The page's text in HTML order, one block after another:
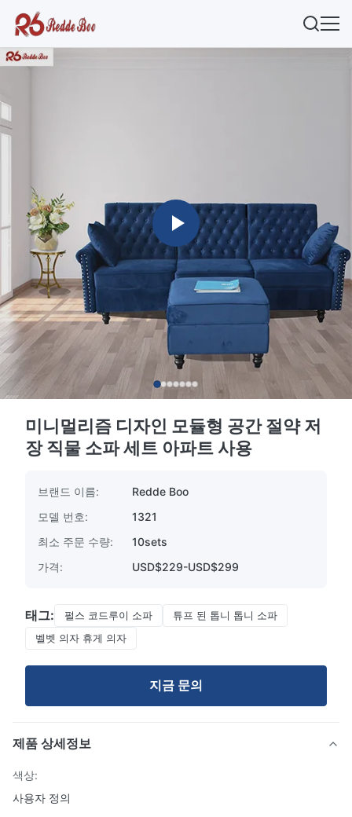
미니멀리즘 디자인 모듈형 공간 절약 저
장 직물 소파 세트 아파트 사용
브랜드 이름:
Redde Boo
모델 번호:
1321
최소 주문 수량:
10sets
가격:
USD$229-USD$299
태그: 펄스 코드루이 소파
튜프 된 톱니 톱니 소파
벨벳 의자 휴게 의자
지금 문의
제품 상세정보
색상:
사용자 정의